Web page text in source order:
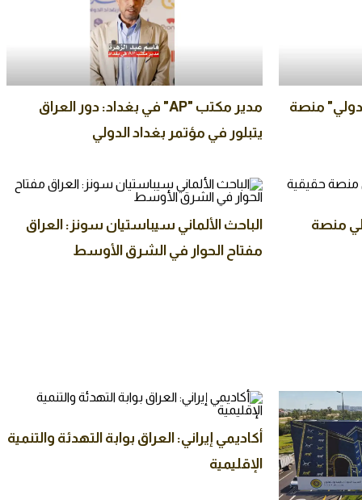
منصة
مدير مكتب "AP" في بغداد: دور العراق
يتبلور في مؤتمر بغداد الدولي
منصة
الباحث الألماني سيباستيان سونز: العراق
مفتاح الحوار في الشرق الأوسط
أكاديمي إيراني: العراق بوابة التهدئة والتنمية
الإقليمية